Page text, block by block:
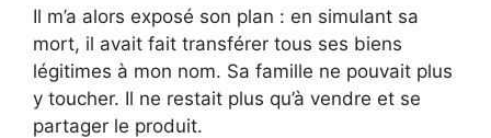
Il m’a alors exposé son plan : en simulant sa
mort, il avait fait transférer tous ses biens
légitimes à mon nom. Sa famille ne pouvait plus
y toucher. Il ne restait plus qu’à vendre et se
partager le produit.